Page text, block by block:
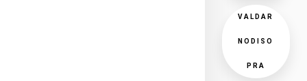
VALDAR
NODISO
PRA